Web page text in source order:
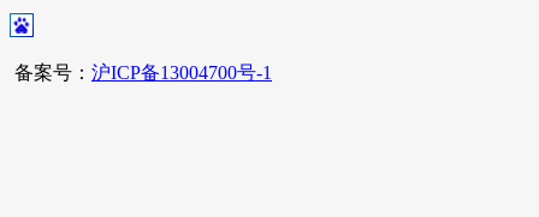
备案号： 沪ICP备13004700号-1